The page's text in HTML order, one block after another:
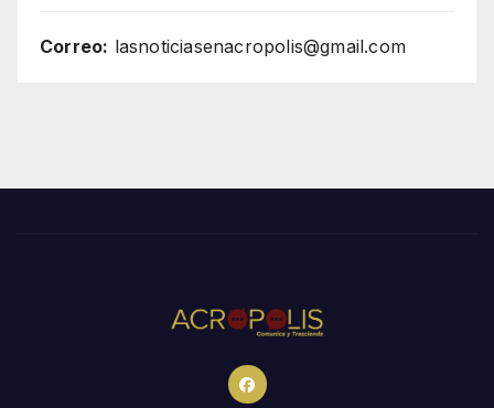
Correo: lasnoticiasenacropolis@gmail.com